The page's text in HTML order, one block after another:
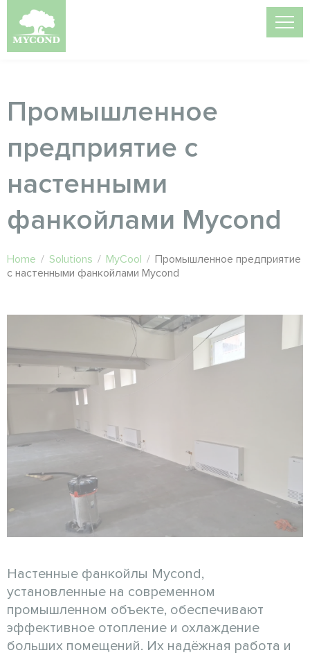
Промышленное
предприятие с
настенными
фанкойлами Mycond
Home / Solutions / MyCool / Промышленное предприятие
с настенными фанкойлами Mycond
Настенные фанкойлы Mycond,
установленные на современном
промышленном объекте, обеспечивают
эффективное отопление и охлаждение
больших помещений. Их надёжная работа и